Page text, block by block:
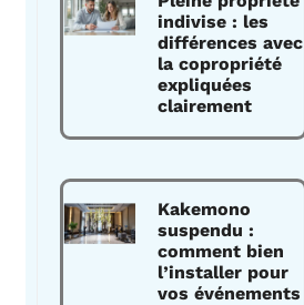
indivise : les
différences avec
la copropriété
expliquées
clairement
Kakemono
suspendu :
comment bien
l’installer pour
vos événements